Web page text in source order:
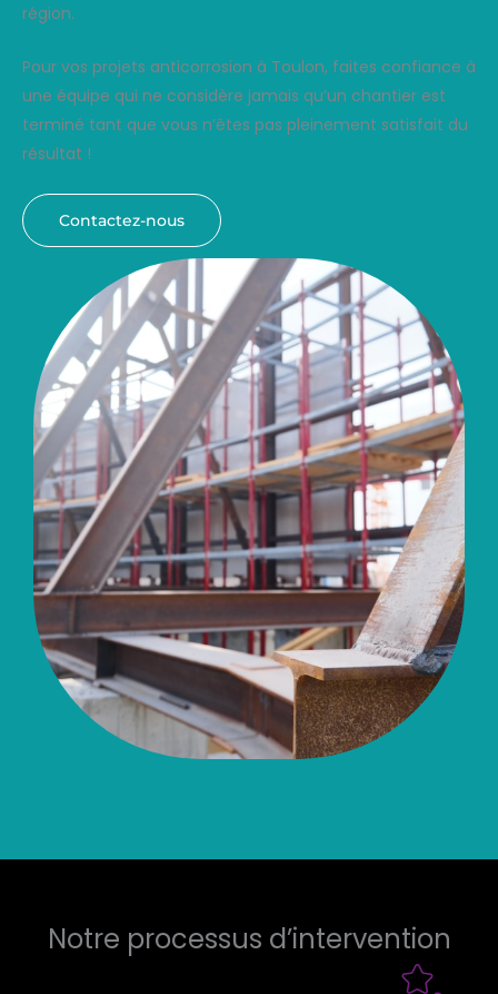
région.
Pour vos projets anticorrosion à Toulon, faites confiance à
une équipe qui ne considère jamais qu’un chantier est
terminé tant que vous n’êtes pas pleinement satisfait du
résultat !
Contactez-nous
Notre processus d’intervention